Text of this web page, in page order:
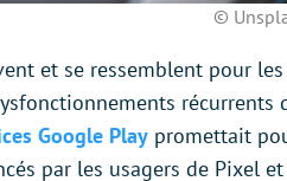
©
et se ressemblent pour
récurrents
Google Play promettait
par les usagers de Pixel et